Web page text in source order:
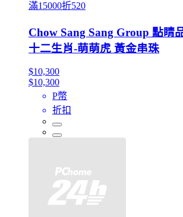
滿15000折520
Chow Sang Sang Group 點睛
十二生肖-萌萌虎 黃金串珠
$10,300
$10,300
P幣
折扣